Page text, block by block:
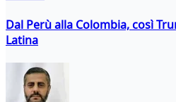
Dal Perù alla Colombia, così
Latina